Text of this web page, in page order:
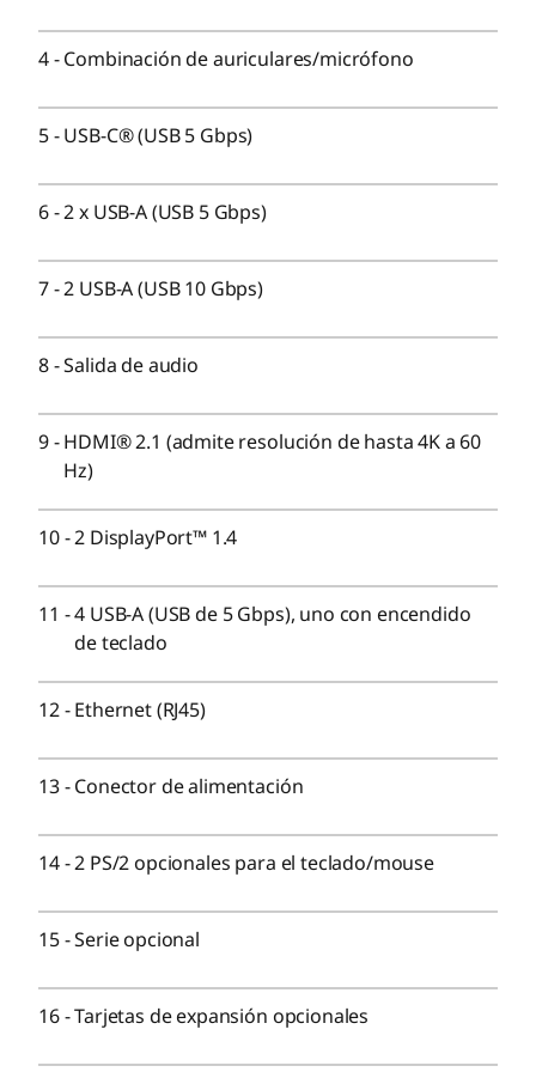
Puertos/Ranuras
Frente:
USB-C ®(USB de 5 Gbps) con carga de 15 W
2 x USB-A (USB 5 Gbps)
Combinación de auriculares/micrófono
Opcional: Lector de tarjetas 3 en 1
4 USB-A (USB de 5 Gbps), uno con encendido de
teclado
2 DisplayPort™ 1.4
HDMI®2.1 (admite resolución de hasta 4K a 60 Hz)
Ethernet (RJ45)
Opcional: Paralelo
Opcional: 2 PS/2
Opcional: Serie
2 PCIe Gen 3
M.2 WiFi (hasta WiFi 7)
Bahía interna:
Opcional: Hasta un HDD SATA de 2 TB y 3.5″
Opcional: Unidad de disco óptico delgada (ODD)
4-Combinación de auriculares/micrófono
5-USB-C® (USB 5 Gbps)
6-2 x USB-A (USB 5 Gbps)
7-2 USB-A (USB 10 Gbps)
8-Salida de audio
9-HDMI® 2.1 (admite resolución de hasta 4K a 60
Hz)
10-2 DisplayPort™ 1.4
11 -4 USB-A (USB de 5 Gbps), uno con encendido
de teclado
12-Ethernet (RJ45)
13-Conector de alimentación
14-2 PS/2 opcionales para el teclado/mouse
15-Serie opcional
16-Tarjetas de expansión opcionales